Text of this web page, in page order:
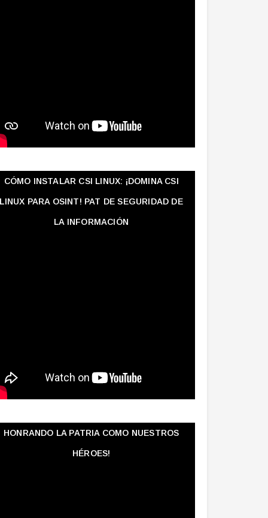
CÓMO INSTALAR CSI LINUX: ¡DOMINA CSI
LINUX PARA OSINT! PAT DE SEGURIDAD DE
LA INFORMACIÓN
HONRANDO LA PATRIA COMO NUESTROS
HÉROES!